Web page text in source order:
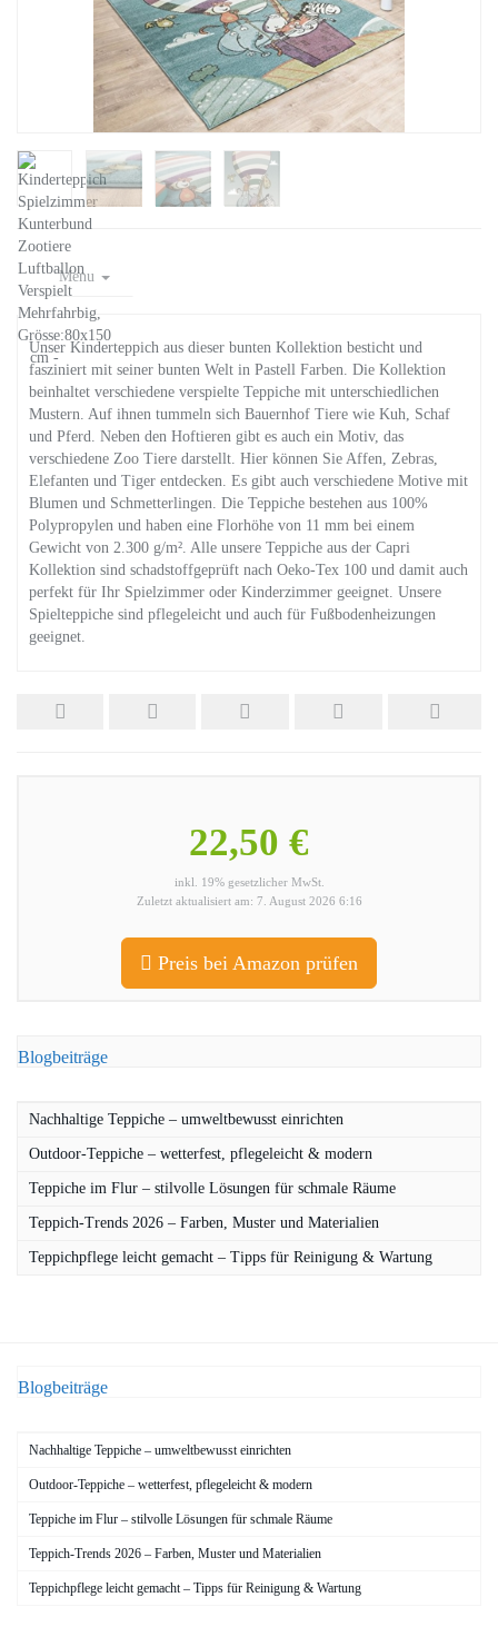
Menu
Unser Kinderteppich aus dieser bunten Kollektion besticht und
fasziniert mit seiner bunten Welt in Pastell Farben. Die Kollektion
beinhaltet verschiedene verspielte Teppiche mit unterschiedlichen
Mustern. Auf ihnen tummeln sich Bauernhof Tiere wie Kuh, Schaf
und Pferd. Neben den Hoftieren gibt es auch ein Motiv, das
verschiedene Zoo Tiere darstellt. Hier können Sie Affen, Zebras,
Elefanten und Tiger entdecken. Es gibt auch verschiedene Motive mit
Blumen und Schmetterlingen. Die Teppiche bestehen aus 100%
Polypropylen und haben eine Florhöhe von 11 mm bei einem
Gewicht von 2.300 g/m². Alle unsere Teppiche aus der Capri
Kollektion sind schadstoffgeprüft nach Oeko-Tex 100 und damit auch
perfekt für Ihr Spielzimmer oder Kinderzimmer geeignet. Unsere
Spielteppiche sind pflegeleicht und auch für Fußbodenheizungen
geeignet.
22,50 €
inkl. 19% gesetzlicher MwSt.
Zuletzt aktualisiert am: 7. August 2026 6:16
Preis bei Amazon prüfen
Blogbeiträge
Nachhaltige Teppiche – umweltbewusst einrichten
Outdoor-Teppiche – wetterfest, pflegeleicht & modern
Teppiche im Flur – stilvolle Lösungen für schmale Räume
Teppich-Trends 2026 – Farben, Muster und Materialien
Teppichpflege leicht gemacht – Tipps für Reinigung & Wartung
Blogbeiträge
Nachhaltige Teppiche – umweltbewusst einrichten
Outdoor-Teppiche – wetterfest, pflegeleicht & modern
Teppiche im Flur – stilvolle Lösungen für schmale Räume
Teppich-Trends 2026 – Farben, Muster und Materialien
Teppichpflege leicht gemacht – Tipps für Reinigung & Wartung